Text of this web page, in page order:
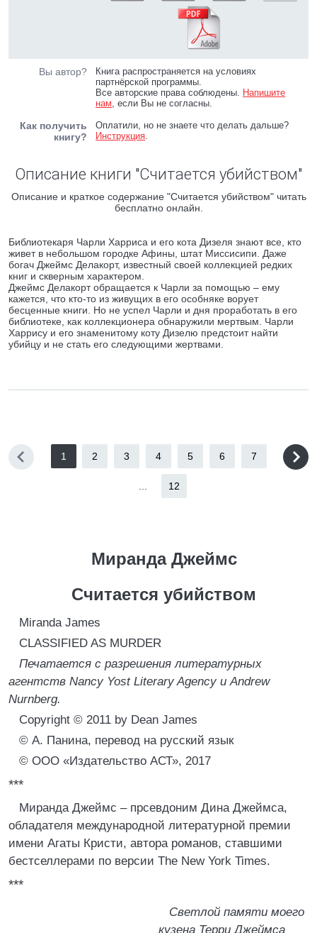
Вы автор?
Книга распространяется на условиях
партнёрской программы.
Все авторские права соблюдены. Напишите
нам, если Вы не согласны.
Как получить
книгу?
Оплатили, но не знаете что делать дальше?
Инструкция.
Описание книги "Считается убийством"
Описание и краткое содержание "Считается убийством" читать
бесплатно онлайн.
Библиотекаря Чарли Харриса и его кота Дизеля знают все, кто
живет в небольшом городке Афины, штат Миссисипи. Даже
богач Джеймс Делакорт, известный своей коллекцией редких
книг и скверным характером.
Джеймс Делакорт обращается к Чарли за помощью – ему
кажется, что кто-то из живущих в его особняке ворует
бесценные книги. Но не успел Чарли и дня проработать в его
библиотеке, как коллекционера обнаружили мертвым. Чарли
Харрису и его знаменитому коту Дизелю предстоит найти
убийцу и не стать его следующими жертвами.
1 2 3 4 5 6 7
12
Миранда Джеймс
Считается убийством
Miranda James
CLASSIFIED AS MURDER
Печатается с разрешения литературных
агентств Nancy Yost Literary Agency и Andrew
Nurnberg.
Copyright © 2011 by Dean James
© А. Панина, перевод на русский язык
© ООО «Издательство АСТ», 2017
***
Миранда Джеймс – прсевдоним Дина Джеймса,
обладателя международной литературной премии
имени Агаты Кристи, автора романов, ставшими
бестселлерами по версии The New York Times.
***
Светлой памяти моего
кузена Терри Джеймса